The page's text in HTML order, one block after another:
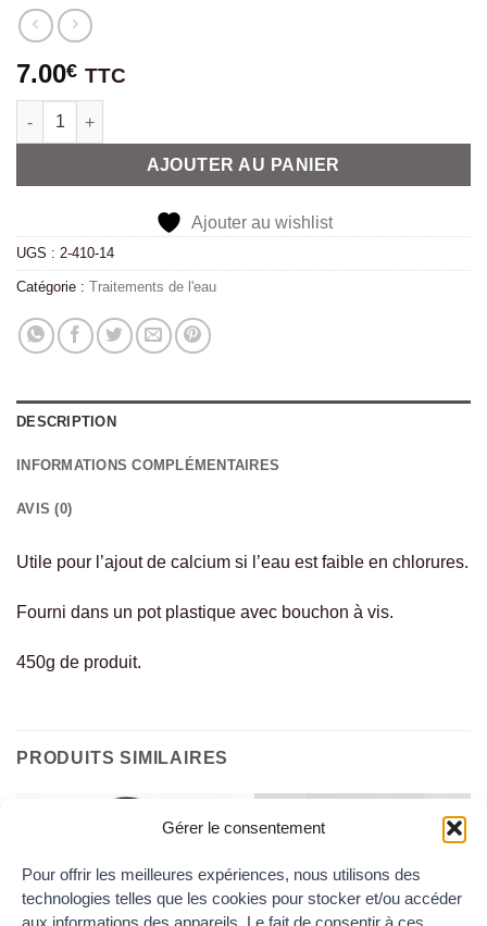
Gérer le consentement
Pour offrir les meilleures expériences, nous utilisons des
technologies telles que les cookies pour stocker et/ou accéder
7.00€ TTC
quantité de Chlorure de Calcium 0,45Kg
AJOUTER AU PANIER
Alternative:
Ajouter au wishlist
UGS : 2-410-14
Catégorie : Traitements de l'eau
DESCRIPTION
INFORMATIONS COMPLÉMENTAIRES
AVIS (0)
Utile pour l’ajout de calcium si l’eau est faible en chlorures.
Fourni dans un pot plastique avec bouchon à vis.
450g de produit.
PRODUITS SIMILAIRES
wishlist
wishlist